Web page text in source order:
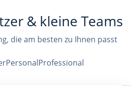
& kleine Teams
die am besten zu Ihnen passt
PersonalProfessional